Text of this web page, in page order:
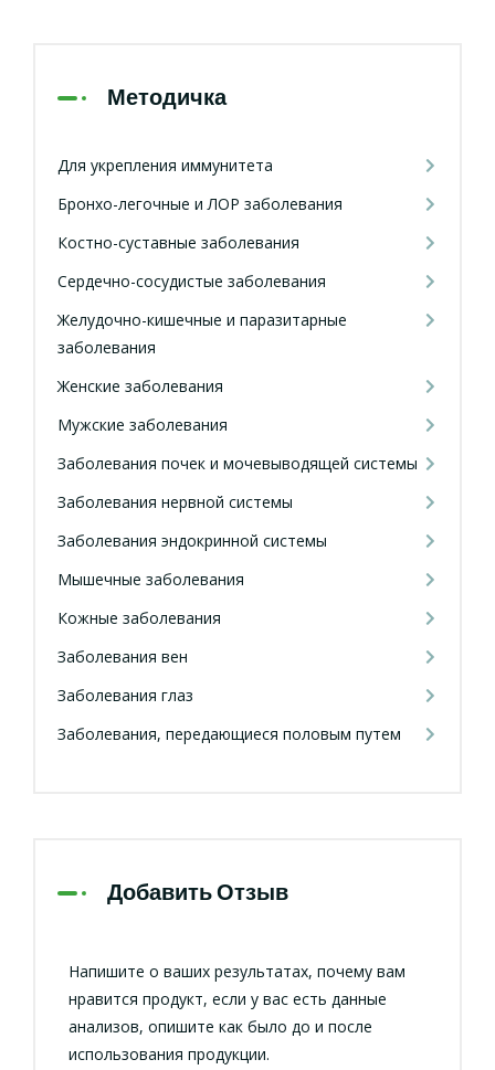
Методичка
Для укрепления иммунитета
Бронхо-легочные и ЛОР заболевания
Костно-суставные заболевания
Сердечно-сосудистые заболевания
Желудочно-кишечные и паразитарные
заболевания
Женские заболевания
Мужские заболевания
Заболевания почек и мочевыводящей системы
Заболевания нервной системы
Заболевания эндокринной системы
Мышечные заболевания
Кожные заболевания
Заболевания вен
Заболевания глаз
Заболевания, передающиеся половым путем
Добавить Отзыв
Напишите о ваших результатах, почему вам
нравится продукт, если у вас есть данные
анализов, опишите как было до и после
использования продукции.